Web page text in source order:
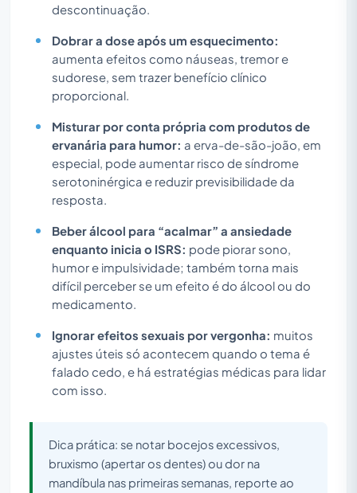
descontinuação.
Dobrar a dose após um esquecimento:
aumenta efeitos como náuseas, tremor e
sudorese, sem trazer benefício clínico
proporcional.
Misturar por conta própria com produtos de
ervanária para humor: a erva-de-são-joão, em
especial, pode aumentar risco de síndrome
serotoninérgica e reduzir previsibilidade da
resposta.
Beber álcool para “acalmar” a ansiedade
enquanto inicia o ISRS: pode piorar sono,
humor e impulsividade; também torna mais
difícil perceber se um efeito é do álcool ou do
medicamento.
Ignorar efeitos sexuais por vergonha: muitos
ajustes úteis só acontecem quando o tema é
falado cedo, e há estratégias médicas para lidar
com isso.
Dica prática: se notar bocejos excessivos,
bruxismo (apertar os dentes) ou dor na
mandíbula nas primeiras semanas, reporte ao